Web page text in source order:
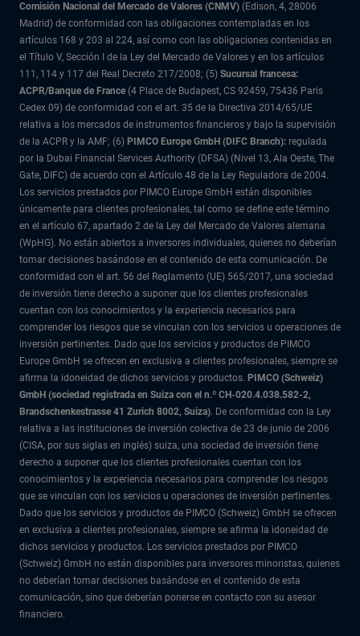
Comisión Nacional del Mercado de Valores (CNMV) (Edison, 4, 28006
Madrid) de conformidad con las obligaciones contempladas en los
artículos 168 y 203 al 224, así como con las obligaciones contenidas en
el Título V, Sección I de la Ley del Mercado de Valores y en los artículos
111, 114 y 117 del Real Decreto 217/2008; (5) Sucursal francesa:
ACPR/Banque de France (4 Place de Budapest, CS 92459, 75436 Paris
Cedex 09) de conformidad con el art. 35 de la Directiva 2014/65/UE
relativa a los mercados de instrumentos financieros y bajo la supervisión
de la ACPR y la AMF; (6) PIMCO Europe GmbH (DIFC Branch): regulada
por la Dubai Financial Services Authority (DFSA) (Nivel 13, Ala Oeste, The
Gate, DIFC) de acuerdo con el Artículo 48 de la Ley Reguladora de 2004.
Los servicios prestados por PIMCO Europe GmbH están disponibles
únicamente para clientes profesionales, tal como se define este término
en el artículo 67, apartado 2 de la Ley del Mercado de Valores alemana
(WpHG). No están abiertos a inversores individuales, quienes no deberían
tomar decisiones basándose en el contenido de esta comunicación. De
conformidad con el art. 56 del Reglamento (UE) 565/2017, una sociedad
de inversión tiene derecho a suponer que los clientes profesionales
cuentan con los conocimientos y la experiencia necesarios para
comprender los riesgos que se vinculan con los servicios u operaciones de
inversión pertinentes. Dado que los servicios y productos de PIMCO
Europe GmbH se ofrecen en exclusiva a clientes profesionales, siempre se
afirma la idoneidad de dichos servicios y productos. PIMCO (Schweiz)
GmbH (sociedad registrada en Suiza con el n.º CH-020.4.038.582-2,
Brandschenkestrasse 41 Zurich 8002, Suiza). De conformidad con la Ley
relativa a las instituciones de inversión colectiva de 23 de junio de 2006
(CISA, por sus siglas en inglés) suiza, una sociedad de inversión tiene
derecho a suponer que los clientes profesionales cuentan con los
conocimientos y la experiencia necesarios para comprender los riesgos
que se vinculan con los servicios u operaciones de inversión pertinentes.
Dado que los servicios y productos de PIMCO (Schweiz) GmbH se ofrecen
en exclusiva a clientes profesionales, siempre se afirma la idoneidad de
dichos servicios y productos. Los servicios prestados por PIMCO
(Schweiz) GmbH no están disponibles para inversores minoristas, quienes
no deberían tomar decisiones basándose en el contenido de esta
comunicación, sino que deberían ponerse en contacto con su asesor
financiero.